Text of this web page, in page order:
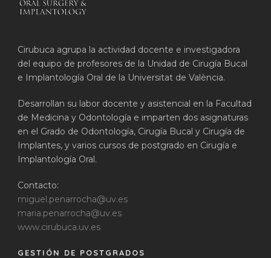
Cirubuca agrupa la actividad docente e investigadora
del equipo de profesores de la Unidad de Cirugía Bucal
e Implantología Oral de la Universitat de València.
Desarrollan su labor docente y asistencial en la Facultad
de Medicina y Odontología e imparten dos asignaturas
en el Grado de Odontología, Cirugía Bucal y Cirugía de
Implantes, y varios cursos de postgrado en Cirugía e
Implantología Oral.
Contacto:
miguel.penarrocha@uv.es
maria.penarrocha@uv.es
www.cirubuca.uv.es
GESTIÓN DE POSTGRADOS